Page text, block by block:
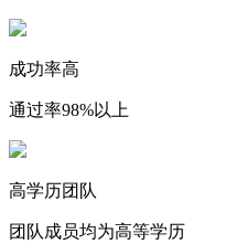
成功率高
通过率98%以上
高学历团队
团队成员均为高等学历